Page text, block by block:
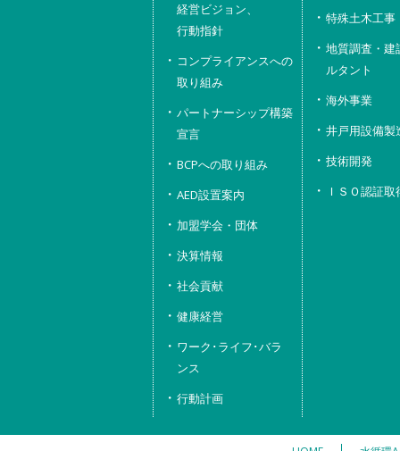
経営ビジョン、
行動指針
コンプライアンスへの
取り組み
パートナーシップ構築
宣言
BCPへの取り組み
AED設置案内
加盟学会・団体
決算情報
社会貢献
健康経営
ワーク･ライフ･バラ
ンス
行動計画
特殊土木工事
地質調査・建
ルタント
海外事業
井戸用設備製
技術開発
ＩＳＯ認証取